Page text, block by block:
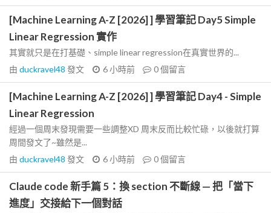
[Machine Learning A-Z [2026] ] 學習筆記 Day5 Simple
Linear Regression 實作
其實就只是在打基礎、simple linear regression在真實世界的...
由 duckravel48 發文 6 小時前 0個留言
[Machine Learning A-Z [2026] ] 學習筆記 Day4 - Simple
Linear Regression
經過一個周末發現需要一些調整XD 周末反而比較忙碌，以後就打算
周間發文了~雖然是...
由 duckravel48 發文 6 小時前 0個留言
Claude code 新手篇 5：換 section 不斷線 — 把「當下
進度」交接給下一個對話